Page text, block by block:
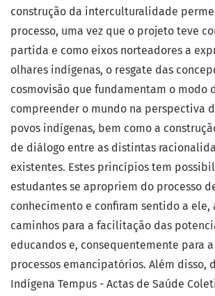
construção da interculturalidade
processo, uma vez que o projeto teve
partida e como eixos norteadores a
olhares indígenas, o resgate das
cosmovisão que fundamentam o modo
compreender o mundo na perspectiva
povos indígenas, bem como a
de diálogo entre as distintas
existentes. Estes princípios tem
estudantes se apropriem do processo
conhecimento e confiram sentido a ele,
caminhos para a facilitação das
educandos e, consequentemente para
processos emancipatórios. Além disso,
Indígena Tempus - Actas de Saúde